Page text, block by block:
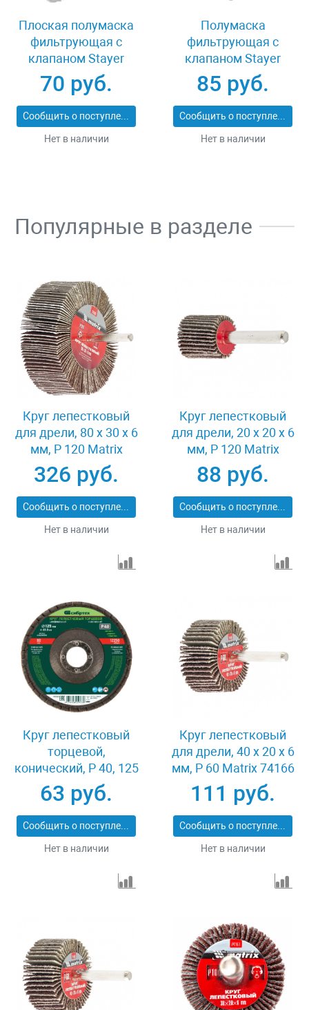
Плоская полумаска
фильтрующая с
клапаном Stayer
11113_z01
70 руб.
Сообщить о поступлении
Нет в наличии
Полумаска
фильтрующая с
клапаном Stayer
MASTER 11116
85 руб.
Сообщить о поступлении
Нет в наличии
Популярные в разделе
Круг лепестковый
для дрели, 80 х 30 х 6
мм, P 120 Matrix
74146
326 руб.
Сообщить о поступлении
Нет в наличии
Круг лепестковый
для дрели, 20 х 20 х 6
мм, P 120 Matrix
74104
88 руб.
Сообщить о поступлении
Нет в наличии
Круг лепестковый
торцевой,
конический, Р 40, 125
х 22.2 мм Сибртех
74083
63 руб.
Сообщить о поступлении
Нет в наличии
Круг лепестковый
для дрели, 40 х 20 х 6
мм, P 60 Matrix 74166
111 руб.
Сообщить о поступлении
Нет в наличии